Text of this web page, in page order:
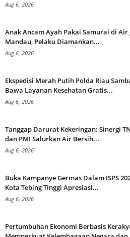
Aug 6, 2026
Anak Ancam Ayah Pakai Samurai di Air
Mandau, Pelaku Diamankan...
Aug 6, 2026
Ekspedisi Merah Putih Polda Riau
Bawa Layanan Kesehatan Gratis...
Aug 6, 2026
Tanggap Darurat Kekeringan: Sinergi
dan PMI Salurkan Air Bersih...
Aug 6, 2026
Buka Kampanye Germas Dalam ISPS
Kota Tebing Tinggi Apresiasi...
Aug 6, 2026
Pertumbuhan Ekonomi Berbasis